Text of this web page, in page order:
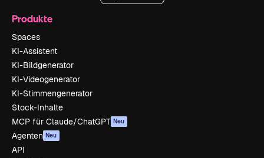
Produkte
Spaces
KI-Assistent
KI-Bildgenerator
KI-Videogenerator
KI-Stimmengenerator
Stock-Inhalte
MCP für Claude/ChatGPT Neu
Agenten Neu
API